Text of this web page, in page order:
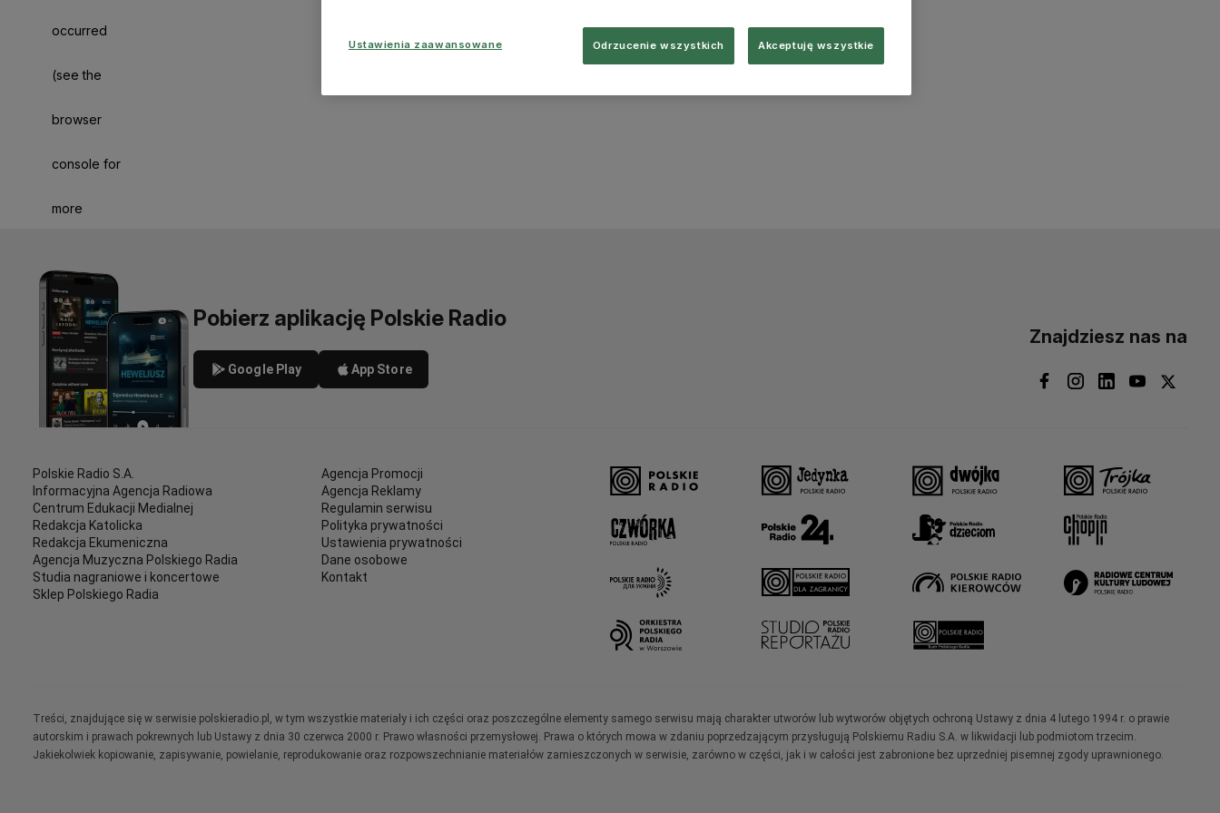
occurred
(see the
browser
console for
more
Pobierz aplikację Polskie Radio
Google Play App Store
Znajdziesz nas na
Polskie Radio S.A.
Informacyjna Agencja Radiowa
Centrum Edukacji Medialnej
Redakcja Katolicka
Redakcja Ekumeniczna
Agencja Muzyczna Polskiego Radia
Studia nagraniowe i koncertowe
Sklep Polskiego Radia
Agencja Promocji
Agencja Reklamy
Regulamin serwisu
Polityka prywatności
Ustawienia prywatności
Dane osobowe
Kontakt
Treści, znajdujące się w serwisie polskieradio.pl, w tym wszystkie materiały i ich części oraz poszczególne elementy samego serwisu mają charakter utworów lub wytworów objętych ochroną Ustawy z dnia 4 lutego 1994 r. o prawie
autorskim i prawach pokrewnych lub Ustawy z dnia 30 czerwca 2000 r. Prawo własności przemysłowej. Prawa o których mowa w zdaniu poprzedzającym przysługują Polskiemu Radiu S.A. w likwidacji lub podmiotom trzecim.
Jakiekolwiek kopiowanie, zapisywanie, powielanie, reprodukowanie oraz rozpowszechnianie materiałów zamieszczonych w serwisie, zarówno w części, jak i w całości jest zabronione bez uprzedniej pisemnej zgody uprawnionego.
Ustawienia zaawansowane Odrzucenie wszystkich Akceptuję wszystkie